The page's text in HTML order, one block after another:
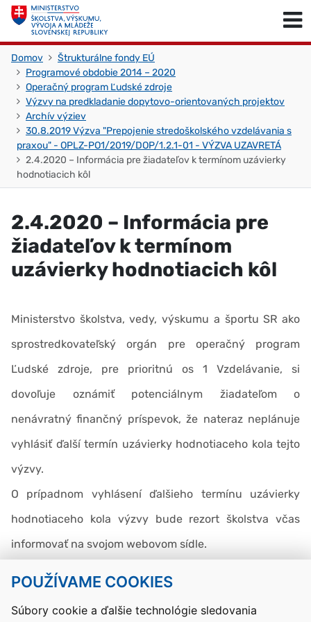
POUŽÍVAME COOKIES
Súbory cookie a ďalšie technológie sledovania
Skočiť na obsah
Domov
Štrukturálne fondy EÚ
Programové obdobie 2014 – 2020
Operačný program Ľudské zdroje
Výzvy na predkladanie dopytovo-orientovaných projektov
Archív výziev
30.8.2019 Výzva "Prepojenie stredoškolského vzdelávania s
praxou" - OPLZ-PO1/2019/DOP/1.2.1-01 - VÝZVA UZAVRETÁ
2.4.2020 – Informácia pre žiadateľov k termínom uzávierky
hodnotiacich kôl
2.4.2020 – Informácia pre
žiadateľov k termínom
uzávierky hodnotiacich kôl
Ministerstvo školstva, vedy, výskumu a športu SR ako
sprostredkovateľský orgán pre operačný program
Ľudské zdroje, pre prioritnú os 1 Vzdelávanie, si
dovoľuje oznámiť potenciálnym žiadateľom o
nenávratný finančný príspevok, že nateraz neplánuje
vyhlásiť ďalší termín uzávierky hodnotiaceho kola tejto
výzvy.
O prípadnom vyhlásení ďalšieho termínu uzávierky
hodnotiaceho kola výzvy bude rezort školstva včas
informovať na svojom webovom sídle.
Skočiť na začiatok stránky